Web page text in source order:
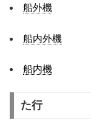
船外機
船内外機
船内機
た行